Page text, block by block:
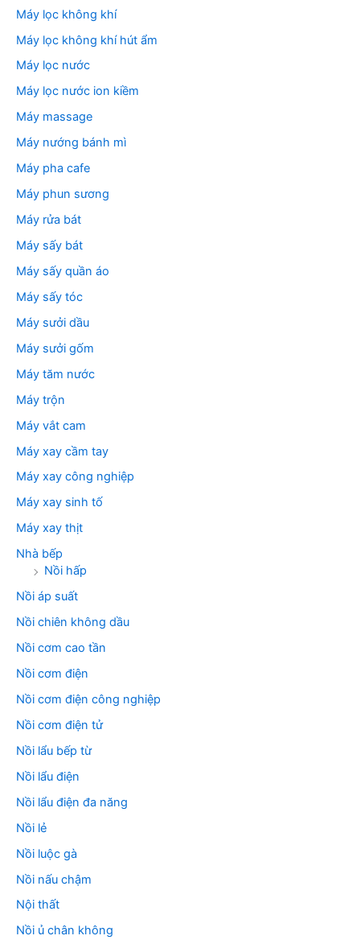
Máy lọc không khí
Máy lọc không khí hút ẩm
Máy lọc nước
Máy lọc nước ion kiềm
Máy massage
Máy nướng bánh mì
Máy pha cafe
Máy phun sương
Máy rửa bát
Máy sấy bát
Máy sấy quần áo
Máy sấy tóc
Máy sưởi dầu
Máy sưởi gốm
Máy tăm nước
Máy trộn
Máy vắt cam
Máy xay cầm tay
Máy xay công nghiệp
Máy xay sinh tố
Máy xay thịt
Nhà bếp
Nồi hấp
Nồi áp suất
Nồi chiên không dầu
Nồi cơm cao tần
Nồi cơm điện
Nồi cơm điện công nghiệp
Nồi cơm điện tử
Nồi lẩu bếp từ
Nồi lẩu điện
Nồi lẩu điện đa năng
Nồi lẻ
Nồi luộc gà
Nồi nấu chậm
Nội thất
Nồi ủ chân không